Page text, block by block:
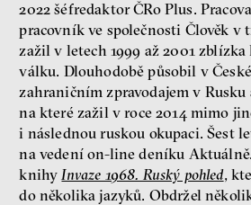
2022 šéfredaktor ČRo Plus.
pracovník ve společnosti Člověk
zažil v letech 1999 až 2001 zblízka
válku. Dlouhodobě působil v
zahraničním zpravodajem v Rusku
na které zažil v roce 2014 mimo
i následnou ruskou okupaci. Šest
na vedení on-line deníku
knihy Invaze 1968. Ruský pohled,
do několika jazyků. Obdržel